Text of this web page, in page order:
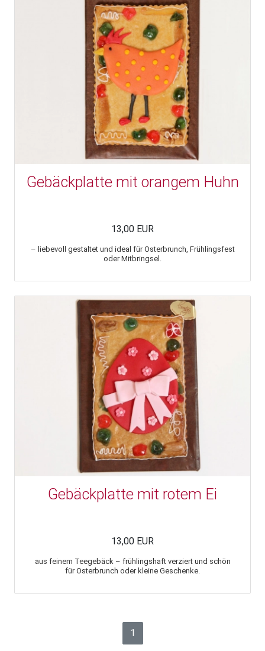
Gebäckplatte mit orangem Huhn
13,00 EUR
– liebevoll gestaltet und ideal für Osterbrunch, Frühlingsfest
oder Mitbringsel.
Gebäckplatte mit rotem Ei
13,00 EUR
aus feinem Teegebäck – frühlingshaft verziert und schön
für Osterbrunch oder kleine Geschenke.
1